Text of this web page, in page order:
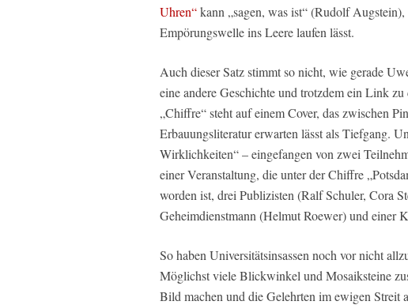
Uhren“kann „sagen, was ist“ (Rudolf
Empörungswelle ins Leere laufen lässt.
Auch dieser Satz stimmt so nicht, wie gerade
eine andere Geschichte und trotzdem ein Link
„Chiffre“ steht auf einem Cover, das zwischen
Erbauungsliteratur erwarten lässt als Tiefgang.
Wirklichkeiten“ – eingefangen von zwei
einer Veranstaltung, die unter der Chiffre
worden ist, drei Publizisten (Ralf Schuler, Cora
Geheimdienstmann (Helmut Roewer) und einer
So haben Universitätsinsassen noch vor nicht
Möglichst viele Blickwinkel und Mosaiksteine
Bild machen und die Gelehrten im ewigen Streit